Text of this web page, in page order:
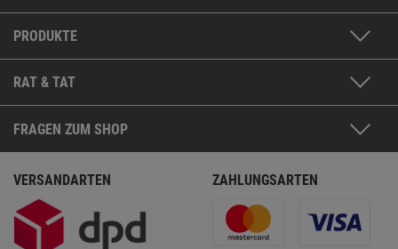
PRODUKTE
RAT & TAT
FRAGEN ZUM SHOP
VERSANDARTEN ZAHLUNGSARTEN